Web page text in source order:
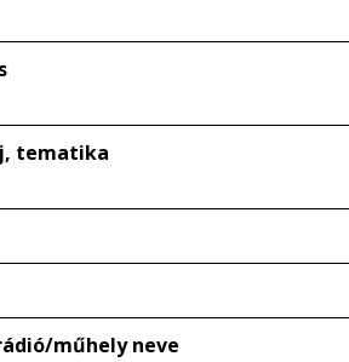
tematika
műhely neve